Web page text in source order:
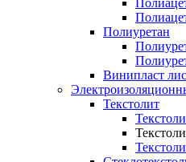
Полиуретан
Винипласт
Текстолит